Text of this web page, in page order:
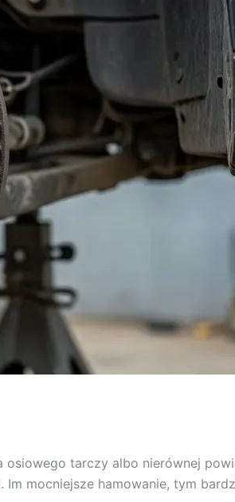
tarczy albo nierównej
mocniejsze hamowanie, tym